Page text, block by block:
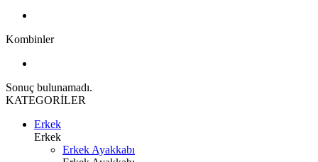
Kombinler
Sonuç bulunamadı.
KATEGORİLER
Erkek
Erkek
Erkek Ayakkabı